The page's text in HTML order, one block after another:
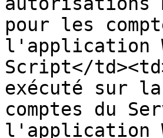
pour les
l'application
Script</
exécuté sur la
comptes du
l'application